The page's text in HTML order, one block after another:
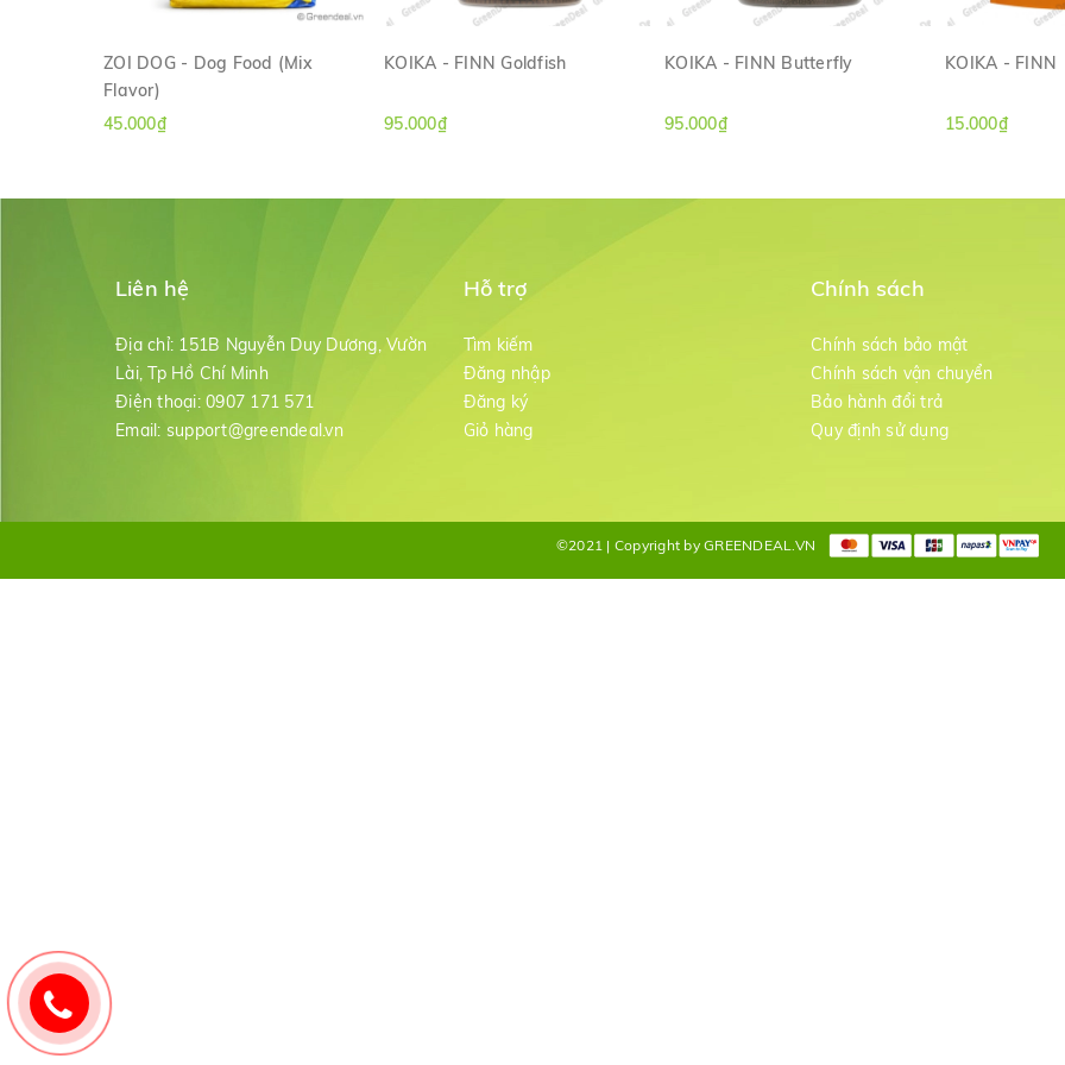
ZOI DOG - Dog Food (Mix
Flavor)
45.000₫
KOIKA - FINN Goldfish
95.000₫
KOIKA - FINN Butterfly
95.000₫
KOIKA - FINN
15.000₫
Liên hệ
Địa chỉ: 151B Nguyễn Duy Dương, Vườn
Lài, Tp Hồ Chí Minh
Điện thoại: 0907 171 571
Email: support@greendeal.vn
Hỗ trợ
Tìm kiếm
Đăng nhập
Đăng ký
Giỏ hàng
Chính sách
Chính sách bảo mật
Chính sách vận chuyển
Bảo hành đổi trả
Quy định sử dụng
©2021 | Copyright by GREENDEAL.VN
0907171571